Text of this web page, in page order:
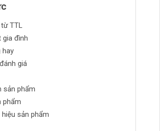
TTL
gia đình
hay
giá
sản phẩm
phẩm
sản phẩm